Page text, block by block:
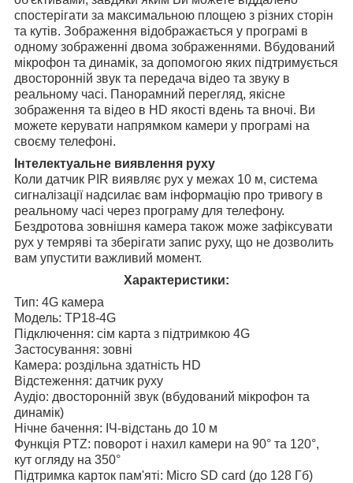
спостерігати за максимальною площею з різних сторін
та кутів. Зображення відображається у програмі в
одному зображенні двома зображеннями. Вбудований
мікрофон та динамік, за допомогою яких підтримується
двосторонній звук та передача відео та звуку в
реальному часі. Панорамний перегляд, якісне
зображення та відео в HD якості вдень та вночі. Ви
можете керувати напрямком камери у програмі на
своєму телефоні.
Інтелектуальне виявлення руху
Коли датчик PIR виявляє рух у межах 10 м, система
сигналізації надсилає вам інформацію про тривогу в
реальному часі через програму для телефону.
Бездротова зовнішня камера також може зафіксувати
рух у темряві та зберігати запис руху, що не дозволить
вам упустити важливий момент.
Характеристики:
Тип: 4G камера
Модель: ТР18-4G
Підключення: сім карта з підтримкою 4G
Застосування: зовні
Камера: роздільна здатність HD
Відстеження: датчик руху
Аудіо: двосторонній звук (вбудований мікрофон та
динамік)
Нічне бачення: ІЧ-відстань до 10 м
Функція PTZ: поворот і нахил камери на 90° та 120°,
кут огляду на 350°
Підтримка карток пам'яті: Micro SD card (до 128 Гб)